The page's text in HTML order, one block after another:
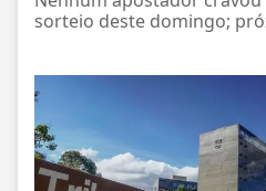
sorteio deste domingo;